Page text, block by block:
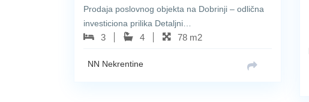
Prodaja poslovnog objekta na Dobrinji – odlična
investiciona prilika Detaljni…
3 4 78 m2
NN Nekrentine